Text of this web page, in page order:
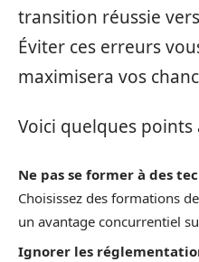
transition réussie
Éviter ces erreurs
maximisera vos
Voici quelques points
Ne pas se former à des
Choisissez des formations
un avantage concurrentiel
Ignorer les